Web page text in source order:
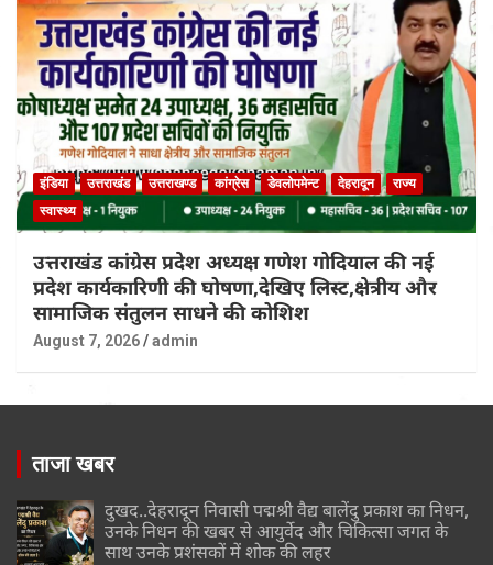
इंडिया उत्तराखंड उत्तराखण्ड कांग्रेस डेवलोपमेन्ट देहरादून
राज्य
स्वास्थ्य
उत्तराखंड कांग्रेस प्रदेश अध्यक्ष गणेश गोदियाल की नई
प्रदेश कार्यकारिणी की घोषणा,देखिए लिस्ट,क्षेत्रीय और
सामाजिक संतुलन साधने की कोशिश
August 7, 2026 admin
ताजा खबर
दुखद..देहरादून निवासी पद्मश्री वैद्य बालेंदु प्रकाश का निधन,
उनके निधन की खबर से आयुर्वेद और चिकित्सा जगत के
साथ उनके प्रशंसकों में शोक की लहर